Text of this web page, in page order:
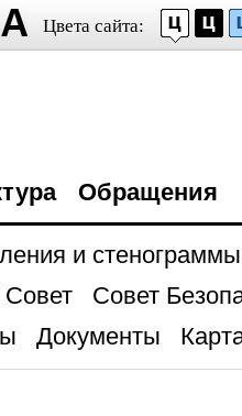
Цвета сайта:
Обращения
и стенограммы
Совет
Совет
Документы